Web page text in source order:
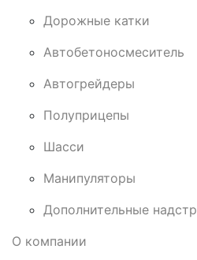
Дорожные катки
Автобетоносмеситель
Автогрейдеры
Полуприцепы
Шасси
Манипуляторы
Дополнительные
О компании